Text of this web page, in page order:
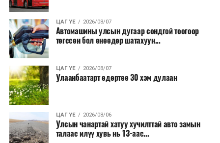
ЦАГ ҮЕ 2026/08/07
Автомашины улсын дугаар сондгой тоогоор
төгссөн бол өнөөдөр шатахуун...
ЦАГ ҮЕ 2026/08/07
Улаанбаатарт өдөртөө 30 хэм дулаан
ЦАГ ҮЕ 2026/08/06
Улсын чанартай хатуу хучилттай авто замын
талаас илүү хувь нь 13-аас...